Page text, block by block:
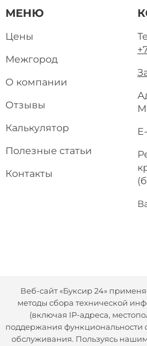
МЕНЮ
Цены
Межгород
О компании
Отзывы
Калькулятор
Полезные статьи
Контакты
Веб-сайт «Буксир 24»
методы сбора технической
(включая IP-адреса,
поддержания функциональности
обслуживания. Пользуясь